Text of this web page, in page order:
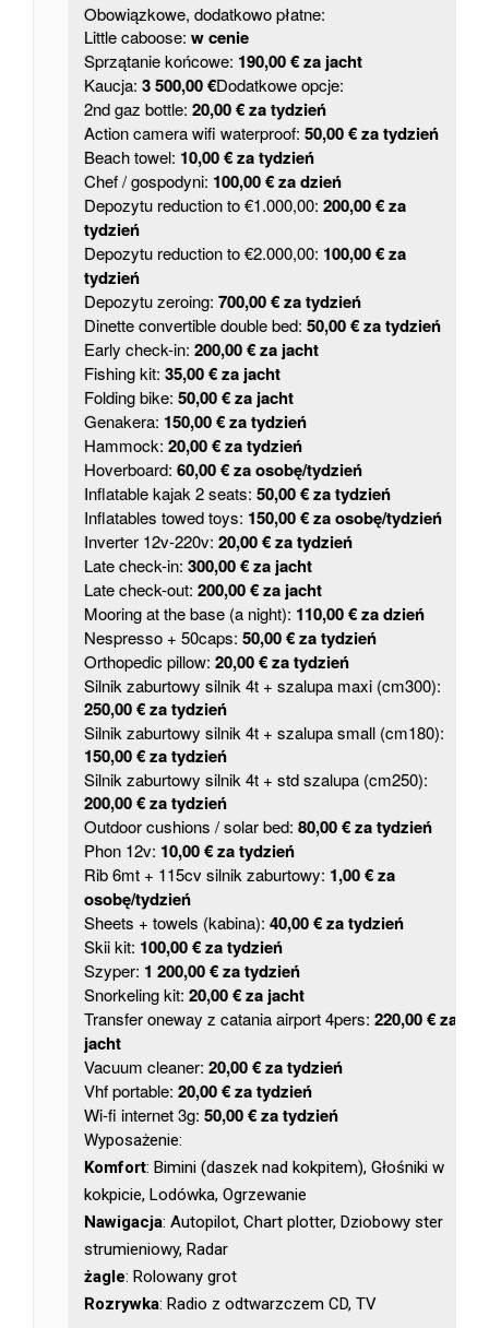
Obowiązkowe, dodatkowo płatne:
Little caboose: w cenie
Sprzątanie końcowe: 190,00 € za jacht
Kaucja: 3 500,00 €Dodatkowe opcje:
2nd gaz bottle: 20,00 € za tydzień
Action camera wifi waterproof: 50,00 € za tydzień
Beach towel: 10,00 € za tydzień
Chef / gospodyni: 100,00 € za dzień
Depozytu reduction to €1.000,00: 200,00 € za
tydzień
Depozytu reduction to €2.000,00: 100,00 € za
tydzień
Depozytu zeroing: 700,00 € za tydzień
Dinette convertible double bed: 50,00 € za tydzień
Early check-in: 200,00 € za jacht
Fishing kit: 35,00 € za jacht
Folding bike: 50,00 € za jacht
Genakera: 150,00 € za tydzień
Hammock: 20,00 € za tydzień
Hoverboard: 60,00 € za osobę/tydzień
Inflatable kajak 2 seats: 50,00 € za tydzień
Inflatables towed toys: 150,00 € za osobę/tydzień
Inverter 12v-220v: 20,00 € za tydzień
Late check-in: 300,00 € za jacht
Late check-out: 200,00 € za jacht
Mooring at the base (a night): 110,00 € za dzień
Nespresso + 50caps: 50,00 € za tydzień
Orthopedic pillow: 20,00 € za tydzień
Silnik zaburtowy silnik 4t + szalupa maxi (cm300):
250,00 € za tydzień
Silnik zaburtowy silnik 4t + szalupa small (cm180):
150,00 € za tydzień
Silnik zaburtowy silnik 4t + std szalupa (cm250):
200,00 € za tydzień
Outdoor cushions / solar bed: 80,00 € za tydzień
Phon 12v: 10,00 € za tydzień
Rib 6mt + 115cv silnik zaburtowy: 1,00 € za
osobę/tydzień
Sheets + towels (kabina): 40,00 € za tydzień
Skii kit: 100,00 € za tydzień
Szyper: 1 200,00 € za tydzień
Snorkeling kit: 20,00 € za jacht
Transfer oneway z catania airport 4pers: 220,00 € za
jacht
Vacuum cleaner: 20,00 € za tydzień
Vhf portable: 20,00 € za tydzień
Wi-fi internet 3g: 50,00 € za tydzień
Wyposażenie:
Komfort: Bimini (daszek nad kokpitem), Głośniki w
kokpicie, Lodówka, Ogrzewanie
Nawigacja: Autopilot, Chart plotter, Dziobowy ster
strumieniowy, Radar
żagle: Rolowany grot
Rozrywka: Radio z odtwarzczem CD, TV